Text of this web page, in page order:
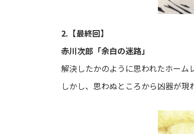
2.【最終回】
赤川次郎「余白の迷路」
解決したかのように思われたホーム
しかし、思わぬところから凶器が現